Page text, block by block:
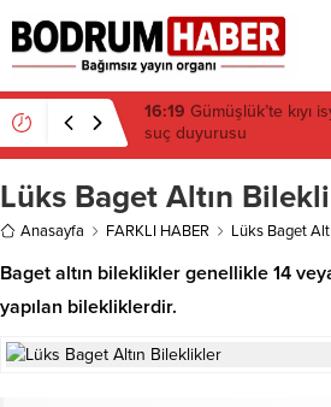
15:45 Bülent Eczacıbaşı
hâlâ proje konuşuluyor
Lüks Baget Altın
Anasayfa FARKLI HABER Lüks Baget
Baget altın bileklikler genellikle 14
yapılan bilekliklerdir.